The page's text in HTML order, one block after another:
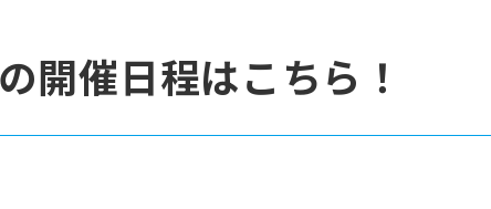
開催日程はこちら！